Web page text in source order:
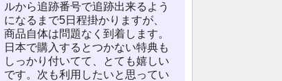
ルから追跡番号で追跡出来るよう
になるまで5日程掛かりますが、
商品自体は問題なく到着します。
日本で購入するとつかない特典も
しっかり付いてて、とても嬉しい
です。次も利用したいと思ってい